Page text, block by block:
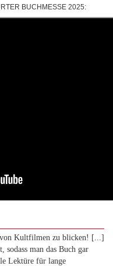
BUCHMESSE 2025:
von Kultfilmen zu blicken! [...]
sodass man das Buch gar
Lektüre für lange